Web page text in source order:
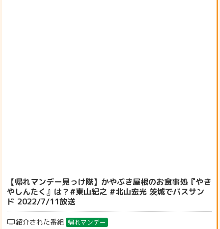
【帰れマンデー見っけ隊】かやぶき屋根のお食事処『やき
やしんたく』は？#東山紀之 #北山宏光 茨城でバスサン
ド 2022/7/11放送
紹介された番組 帰れマンデー